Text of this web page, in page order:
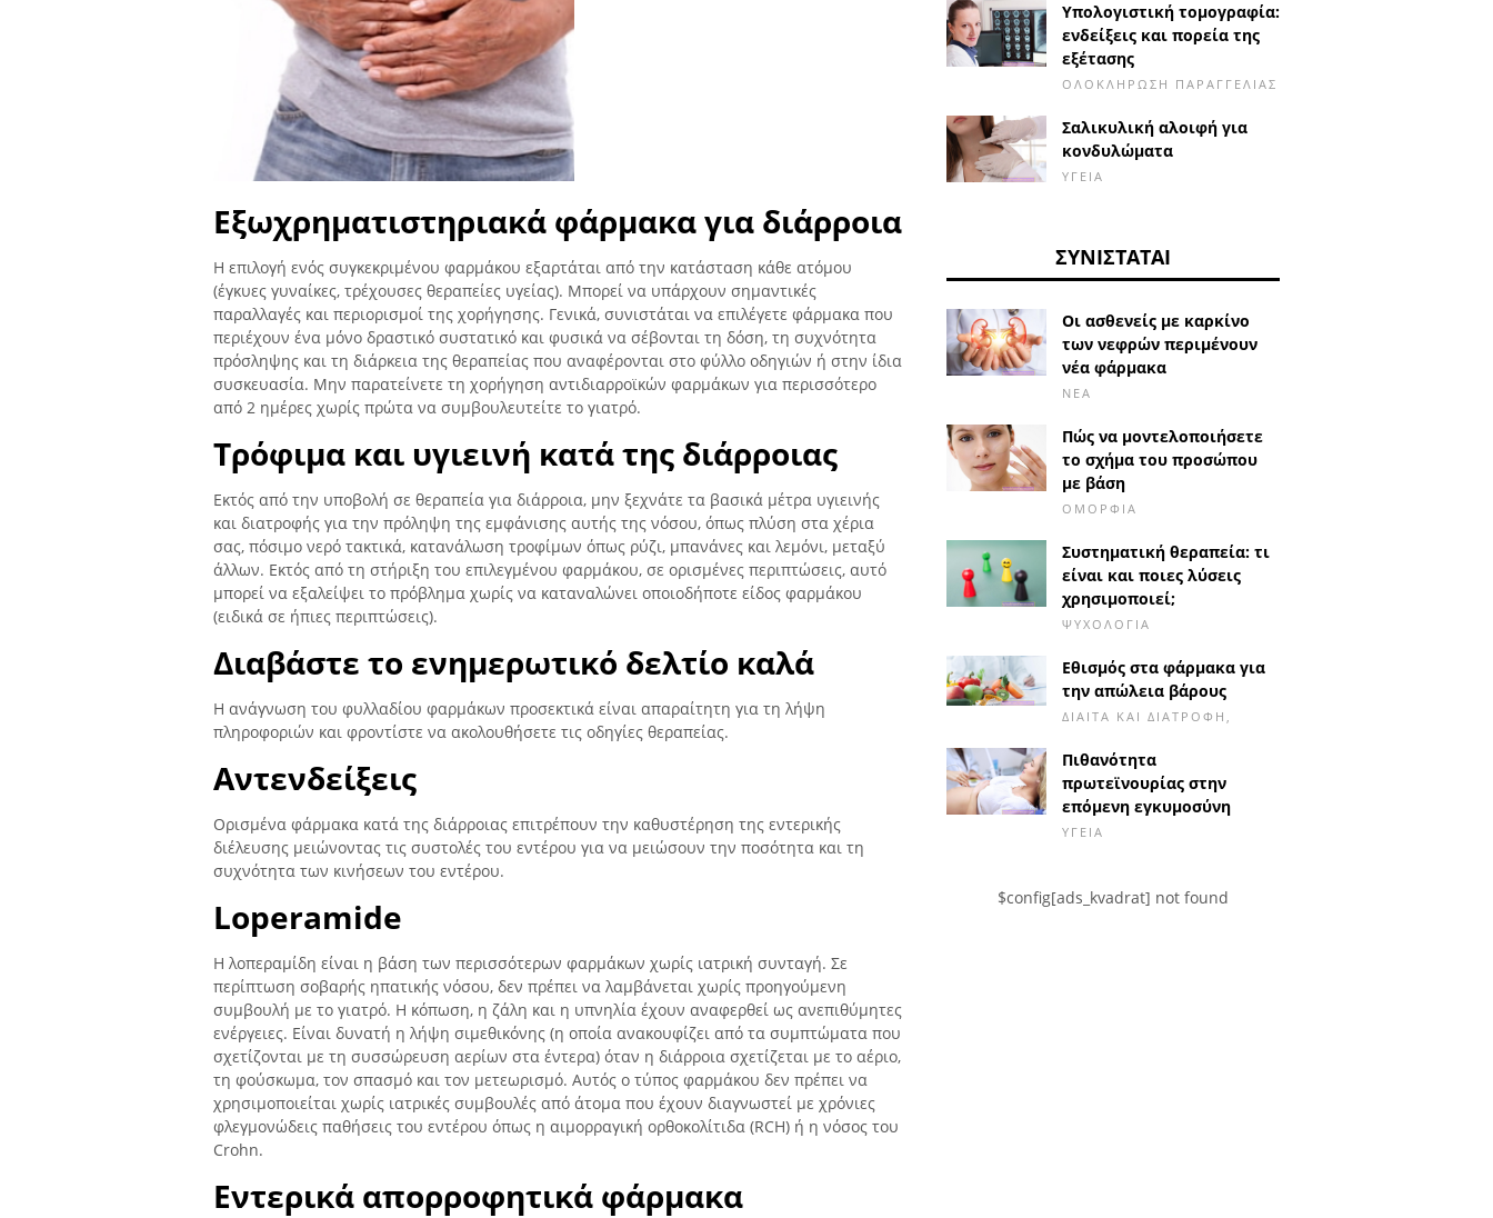
Εξωχρηματιστηριακά φάρμακα για διάρροια
Η επιλογή ενός συγκεκριμένου φαρμάκου εξαρτάται από την κατάσταση κάθε ατόμου
(έγκυες γυναίκες, τρέχουσες θεραπείες υγείας). Μπορεί να υπάρχουν σημαντικές
παραλλαγές και περιορισμοί της χορήγησης. Γενικά, συνιστάται να επιλέγετε φάρμακα που
περιέχουν ένα μόνο δραστικό συστατικό και φυσικά να σέβονται τη δόση, τη συχνότητα
πρόσληψης και τη διάρκεια της θεραπείας που αναφέρονται στο φύλλο οδηγιών ή στην ίδια
συσκευασία. Μην παρατείνετε τη χορήγηση αντιδιαρροϊκών φαρμάκων για περισσότερο
από 2 ημέρες χωρίς πρώτα να συμβουλευτείτε το γιατρό.
Τρόφιμα και υγιεινή κατά της διάρροιας
Εκτός από την υποβολή σε θεραπεία για διάρροια, μην ξεχνάτε τα βασικά μέτρα υγιεινής
και διατροφής για την πρόληψη της εμφάνισης αυτής της νόσου, όπως πλύση στα χέρια
σας, πόσιμο νερό τακτικά, κατανάλωση τροφίμων όπως ρύζι, μπανάνες και λεμόνι, μεταξύ
άλλων. Εκτός από τη στήριξη του επιλεγμένου φαρμάκου, σε ορισμένες περιπτώσεις, αυτό
μπορεί να εξαλείψει το πρόβλημα χωρίς να καταναλώνει οποιοδήποτε είδος φαρμάκου
(ειδικά σε ήπιες περιπτώσεις).
Διαβάστε το ενημερωτικό δελτίο καλά
Η ανάγνωση του φυλλαδίου φαρμάκων προσεκτικά είναι απαραίτητη για τη λήψη
πληροφοριών και φροντίστε να ακολουθήσετε τις οδηγίες θεραπείας.
Αντενδείξεις
Ορισμένα φάρμακα κατά της διάρροιας επιτρέπουν την καθυστέρηση της εντερικής
διέλευσης μειώνοντας τις συστολές του εντέρου για να μειώσουν την ποσότητα και τη
συχνότητα των κινήσεων του εντέρου.
Loperamide
Η λοπεραμίδη είναι η βάση των περισσότερων φαρμάκων χωρίς ιατρική συνταγή. Σε
περίπτωση σοβαρής ηπατικής νόσου, δεν πρέπει να λαμβάνεται χωρίς προηγούμενη
συμβουλή με το γιατρό. Η κόπωση, η ζάλη και η υπνηλία έχουν αναφερθεί ως ανεπιθύμητες
ενέργειες. Είναι δυνατή η λήψη σιμεθικόνης (η οποία ανακουφίζει από τα συμπτώματα που
σχετίζονται με τη συσσώρευση αερίων στα έντερα) όταν η διάρροια σχετίζεται με το αέριο,
τη φούσκωμα, τον σπασμό και τον μετεωρισμό. Αυτός ο τύπος φαρμάκου δεν πρέπει να
χρησιμοποιείται χωρίς ιατρικές συμβουλές από άτομα που έχουν διαγνωστεί με χρόνιες
φλεγμονώδεις παθήσεις του εντέρου όπως η αιμορραγική ορθοκολίτιδα (RCH) ή η νόσος του
Crohn.
Εντερικά απορροφητικά φάρμακα
Υπολογιστική τομογραφία:
ενδείξεις και πορεία της
εξέτασης
ΟΛΟΚΛΉΡΩΣΗ ΠΑΡΑΓΓΕΛΊΑΣ
Σαλικυλική αλοιφή για
κονδυλώματα
ΥΓΕΊΑ
ΣΥΝΙΣΤΆΤΑΙ
Οι ασθενείς με καρκίνο
των νεφρών περιμένουν
νέα φάρμακα
ΝΈΑ
Πώς να μοντελοποιήσετε
το σχήμα του προσώπου
με βάση
ΟΜΟΡΦΙΆ
Συστηματική θεραπεία: τι
είναι και ποιες λύσεις
χρησιμοποιεί;
ΨΥΧΟΛΟΓΊΑ
Εθισμός στα φάρμακα για
την απώλεια βάρους
ΔΊΑΙΤΑ ΚΑΙ ΔΙΑΤΡΟΦΉ,
Πιθανότητα
πρωτεϊνουρίας στην
επόμενη εγκυμοσύνη
ΥΓΕΊΑ
$config[ads_kvadrat] not found